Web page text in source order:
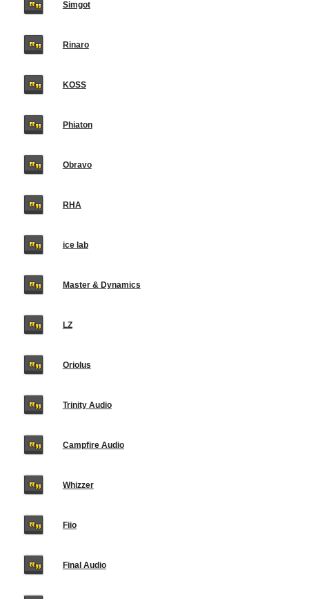
Simgot
Rinaro
KOSS
Phiaton
Obravo
RHA
ice lab
Master & Dynamics
LZ
Oriolus
Trinity Audio
Campfire Audio
Whizzer
Fiio
Final Audio